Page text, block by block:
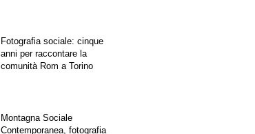
Fotografia sociale: cinque
anni per raccontare la
comunità Rom a Torino
Montagna Sociale
Contemporanea, fotografia e